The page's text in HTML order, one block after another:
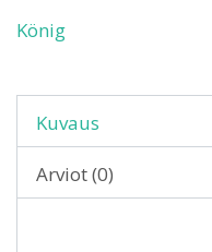
König
Kuvaus
Arviot (0)